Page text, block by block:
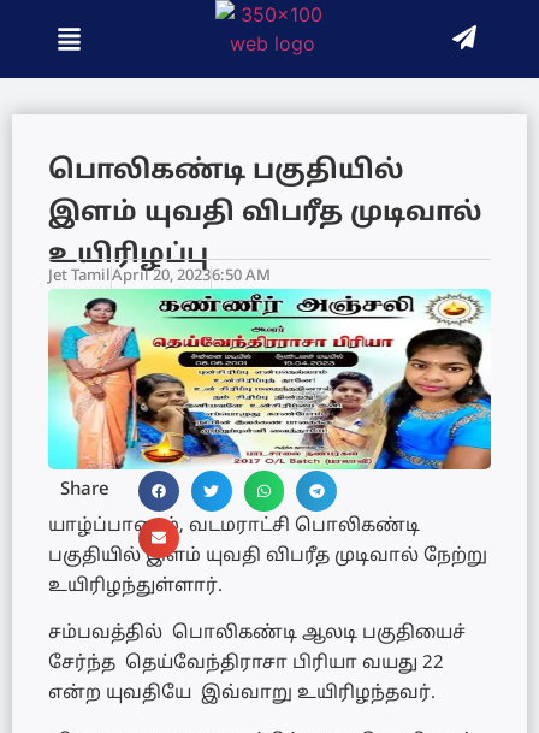
பொலிகண்டி பகுதியில்
இளம் யுவதி விபரீத முடிவால்
உயிரிழப்பு
Jet TamilApril 20, 20236:50 AM
Share
யாழ்ப்பாணம், வடமராட்சி பொலிகண்டி
பகுதியில் இளம் யுவதி விபரீத முடிவால் நேற்று
உயிரிழந்துள்ளார்.
சம்பவத்தில் பொலிகண்டி ஆலடி பகுதியைச்
சேர்ந்த தெய்வேந்திராசா பிரியா வயது 22
என்ற யுவதியே இவ்வாறு உயிரிழந்தவர்.